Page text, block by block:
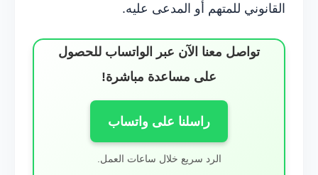
القانوني للمتهم أو المدعى عليه.
تواصل معنا الآن عبر الواتساب للحصول
على مساعدة مباشرة!
راسلنا على واتساب
الرد سريع خلال ساعات العمل.